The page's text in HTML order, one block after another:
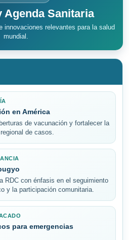
Agenda Sanitaria
innovaciones relevantes para la salud
mundial.
en América
de vacunación y fortalecer la
de casos.
RDC con énfasis en el seguimiento
y la participación comunitaria.
para emergencias